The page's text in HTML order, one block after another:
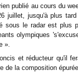
publié au cours du
juillet, jusqu'à plus
sous le radar est plus
olympiques
».
et réducteur qu'il
de la composition épurée.